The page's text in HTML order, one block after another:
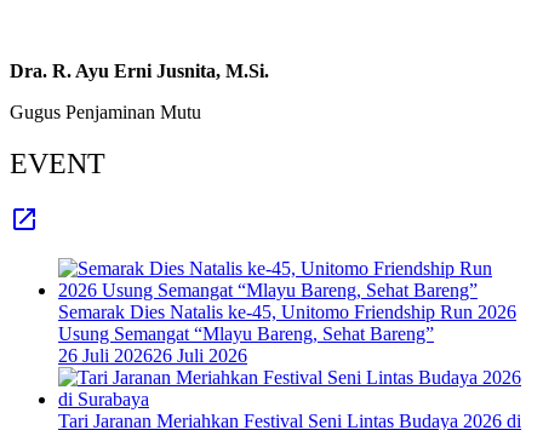
Dra. R. Ayu Erni Jusnita, M.Si.
Gugus Penjaminan Mutu
EVENT
Semarak Dies Natalis ke-45, Unitomo Friendship Run 2026
Usung Semangat “Mlayu Bareng, Sehat Bareng”
26 Juli 202626 Juli 2026
Tari Jaranan Meriahkan Festival Seni Lintas Budaya 2026 di